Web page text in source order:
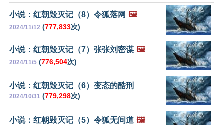
小说：红朝毁灭记（8）令狐落网 🖼️
2024/11/12 (777,833次)
小说：红朝毁灭记（7）张张刘密谋 🖼️
2024/11/5 (776,504次)
小说：红朝毁灭记（6）变态的酷刑
2024/10/31 (779,298次)
小说：红朝毁灭记（5）令狐无间道 🖼️